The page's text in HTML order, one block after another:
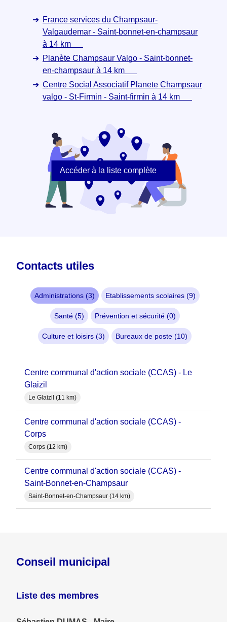
France services du Champsaur-
Valgaudemar - Saint-bonnet-en-champsaur
à 14 km
Planète Champsaur Valgo - Saint-bonnet-
en-champsaur à 14 km
Centre Social Associatif Planete Champsaur
valgo - St-Firmin - Saint-firmin à 14 km
Accéder à la liste complète
Contacts utiles
Administrations (3) Etablissements scolaires (9)
Santé (5) Prévention et sécurité (0)
Culture et loisirs (3) Bureaux de poste (10)
Centre communal d'action sociale (CCAS) - Le
Glaizil
Le Glaizil (11 km)
Centre communal d'action sociale (CCAS) -
Corps
Corps (12 km)
Centre communal d'action sociale (CCAS) -
Saint-Bonnet-en-Champsaur
Saint-Bonnet-en-Champsaur (14 km)
Conseil municipal
Liste des membres